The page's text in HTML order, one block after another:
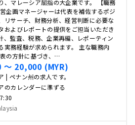
、マレーシア屈指の大企業です。 【職務
企画マネージャーは代表を補佐するポジ
リサーチ、財務分析、経営判断に必要な
およびレポートの提供をご担当いただき
、監査、税務、企業再編、レポーティン
実務経験が求められます。 主な職務内
の方針に基づき、…
〜 20,000 (MYR)
| ペナン州の求人です。
のカレンダーに準ずる